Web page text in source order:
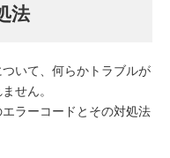
法
いて、何らかトラブルが
せん。
ラーコードとその対処法